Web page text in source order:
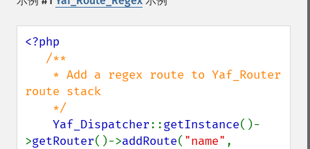
<?php
/**
route stack
Yaf_Dispatcher::getInstance()-
>getRouter()->addRoute( "name" ,